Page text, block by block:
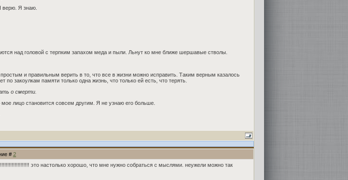
верю. Я знаю.
над головой с терпким запахом меда и пыли. Льнут ко мне ближе шершавые стволы.
и правильным верить в то, что все в жизни можно исправить. Таким верным казалось
по закоулкам памяти только одна жизнь, что только ей есть, что терять.
о смерти.
лицо становится совсем другим. Я не узнаю его больше.
# 2
это настолько хорошо, что мне нужно собраться с мыслями. неужели можно так